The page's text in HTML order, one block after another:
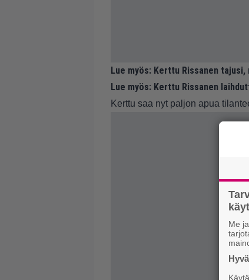
Lue myös: Kerttu Rissanen tajusi,
Lue myös: Kerttu Rissanen
Kerttu saa nyt paljon apua
Me